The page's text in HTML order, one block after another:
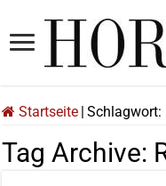
Startseite Schlagwort:
Tag Archive: